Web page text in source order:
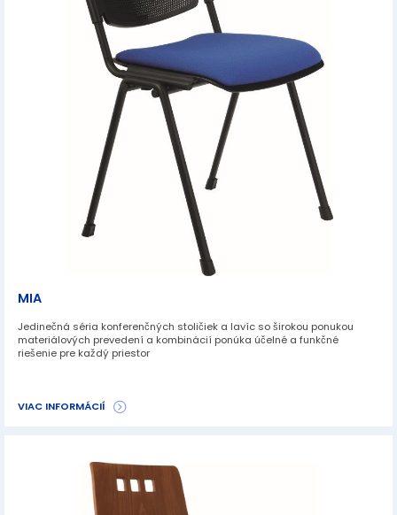
MIA
Jedinečná séria konferenčných stoličiek a lavíc so širokou ponukou
materiálových prevedení a kombinácií ponúka účelné a funkčné
riešenie pre každý priestor
VIAC INFORMÁCIÍ